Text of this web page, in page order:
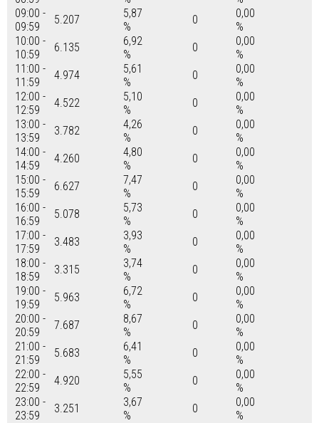
09:00 -
09:59
5.207
5,87
%
0
0,00
%
10:00 -
10:59
6.135
6,92
%
0
0,00
%
11:00 -
11:59
4.974
5,61
%
0
0,00
%
12:00 -
12:59
4.522
5,10
%
0
0,00
%
13:00 -
13:59
3.782
4,26
%
0
0,00
%
14:00 -
14:59
4.260
4,80
%
0
0,00
%
15:00 -
15:59
6.627
7,47
%
0
0,00
%
16:00 -
16:59
5.078
5,73
%
0
0,00
%
17:00 -
17:59
3.483
3,93
%
0
0,00
%
18:00 -
18:59
3.315
3,74
%
0
0,00
%
19:00 -
19:59
5.963
6,72
%
0
0,00
%
20:00 -
20:59
7.687
8,67
%
0
0,00
%
21:00 -
21:59
5.683
6,41
%
0
0,00
%
22:00 -
22:59
4.920
5,55
%
0
0,00
%
23:00 -
23:59
3.251
3,67
%
0
0,00
%